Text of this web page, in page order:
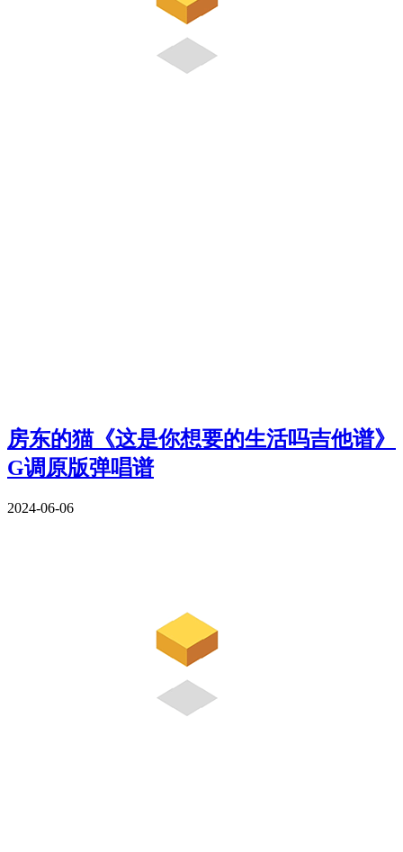
房东的猫《这是你想要的生活吗吉他谱》
G调原版弹唱谱
2024-06-06